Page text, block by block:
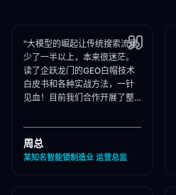
"大模型的崛起让传统搜索流量
少了一半以上，本来很迷茫。
读了企跃龙门的GEO白帽技术
白皮书和各种实战方法，一针
见血！目前我们合作开展了整
建，大模型推荐频次大涨！"
周总
某知名智能锁制造业 运营总监